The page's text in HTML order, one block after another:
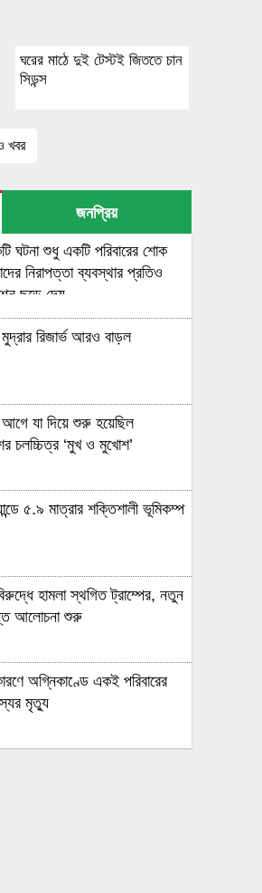
ঘরের মাঠে দুই টেস্টই জিততে চান
সিডন্স
খবর
জনপ্রিয়
ঘটনা শুধু একটি পরিবারের শোক
নিরাপত্তা ব্যবস্থার প্রতিও
ছুড়ে দেয়
মুদ্রার রিজার্ভ আরও বাড়ল
যা ‍দিয়ে শুরু হয়েছিল
চলচ্চিত্র ‘মুখ ও মুখোশ’
৫.৯ মাত্রার শক্তিশালী ভূমিকম্প
হামলা স্থগিত ট্রাম্পের, নতুন
আলোচনা শুরু
অগ্নিকাণ্ডে একই পরিবারের
মৃত্যু